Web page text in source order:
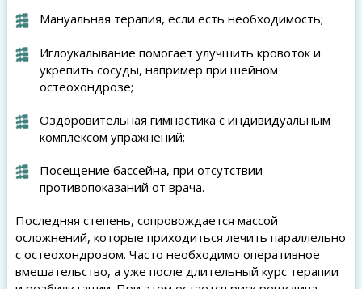
Мануальная терапия, если есть необходимость;
Иглоукалывание помогает улучшить кровоток и
укрепить сосуды, например при шейном
остеохондрозе;
Оздоровительная гимнастика с индивидуальным
комплексом упражнений;
Посещение бассейна, при отсутствии
противопоказаний от врача.
Последняя степень, сопровождается массой
осложнений, которые приходиться лечить параллельно
с остеохондрозом. Часто необходимо оперативное
вмешательство, а уже после длительный курс терапии